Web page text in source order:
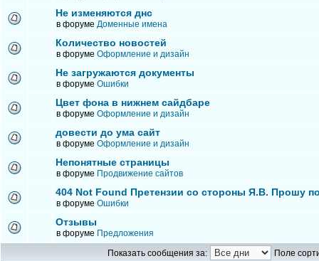
Не изменяются днс
в форуме Доменные имена
Количество новостей
в форуме Оформление и дизайн
Не загружаются документы
в форуме Ошибки
Цвет фона в нижнем сайдбаре
в форуме Оформление и дизайн
довести до ума сайт
в форуме Оформление и дизайн
Непонятные страницы
в форуме Продвижение сайтов
404 Not Found Претензии со стороны Я.В. Прошу
в форуме Ошибки
Отзывы
в форуме Предложения
Показать сообщения за:
Поле